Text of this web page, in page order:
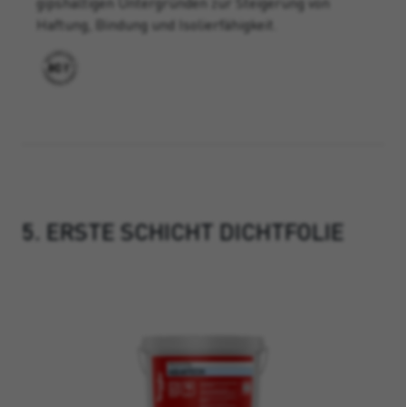
Haftung, Bindung und Isolierfähigkeit.
5. ERSTE SCHICHT DICHTFOLIE